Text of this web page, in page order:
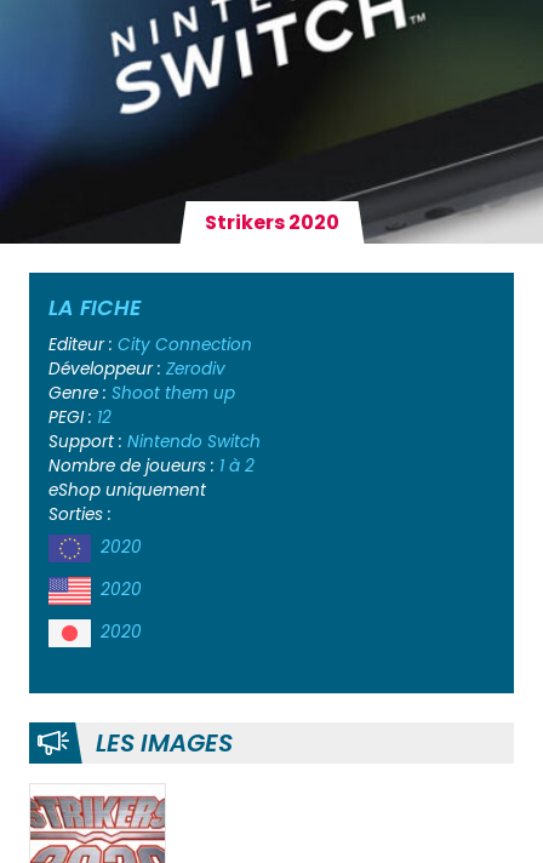
Strikers 2020
LA FICHE
Editeur : City Connection
Développeur : Zerodiv
Genre : Shoot them up
PEGI : 12
Support : Nintendo Switch
Nombre de joueurs : 1 à 2
eShop uniquement
Sorties :
2020
2020
2020
LES IMAGES